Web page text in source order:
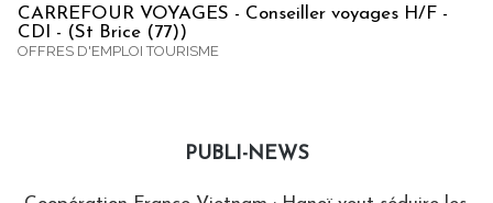
CARREFOUR VOYAGES - Conseiller voyages H/F -
CDI - (St Brice (77))
OFFRES D'EMPLOI TOURISME
PUBLI-NEWS